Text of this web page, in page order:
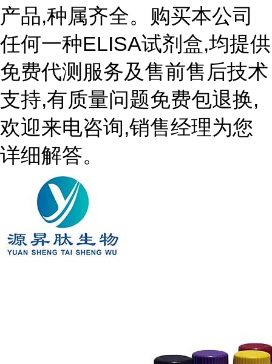
产品,种属齐全。购买本公司
任何一种ELISA试剂盒,均提供
免费代测服务及售前售后技术
支持,有质量问题免费包退换,
欢迎来电咨询,销售经理为您
详细解答。